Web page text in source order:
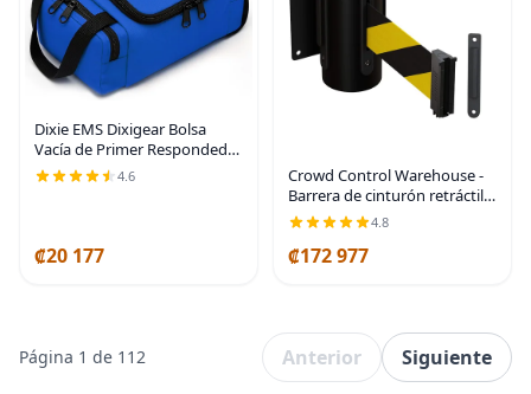
Dixie EMS Dixigear Bolsa
Vacía de Primer Respondedor
II 10.5" x 5" x 8" - Azul
4.6
₡20 177
Crowd Control Warehouse -
Barrera de cinturón retráctil
de montaje en pared fija
Cinturón negro y amarillo de
4.8
₡172 977
Página 1 de 112 Anterior Siguiente